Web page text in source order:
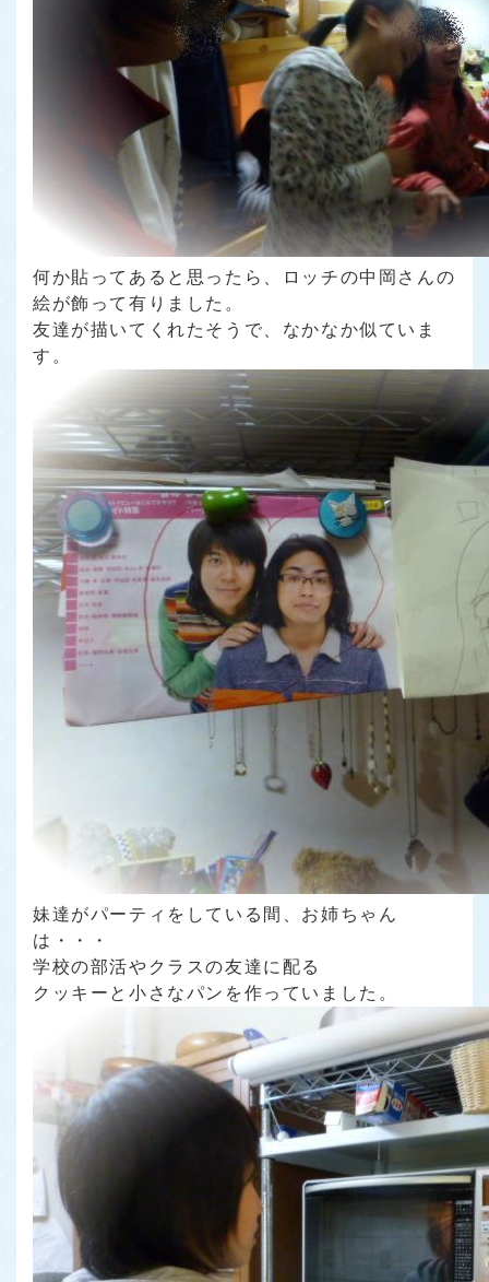
何か貼ってあると思ったら、ロッチの中岡さんの
絵が飾って有りました。
友達が描いてくれたそうで、なかなか似ていま
す。
妹達がパーティをしている間、お姉ちゃん
は・・・
学校の部活やクラスの友達に配る
クッキーと小さなパンを作っていました。